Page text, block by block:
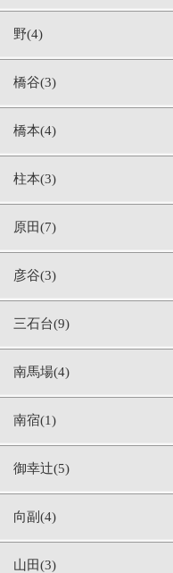
野(4)
橋谷(3)
橋本(4)
柱本(3)
原田(7)
彦谷(3)
三石台(9)
南馬場(4)
南宿(1)
御幸辻(5)
向副(4)
山田(3)